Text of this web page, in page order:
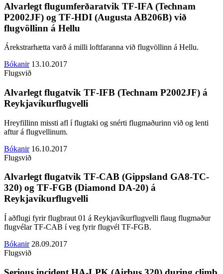
Alvarlegt flugumferðaratvik TF-IFA (Technam
P2002JF) og TF-HDI (Augusta AB206B) við
flugvöllinn á Hellu
Árekstrarhætta varð á milli loftfaranna við flugvöllinn á Hellu.
Bókanir 13.10.2017
Flugsvið
Alvarlegt flugatvik TF-IFB (Technam P2002JF) á
Reykjavíkurflugvelli
Hreyfillinn missti afl í flugtaki og snérti flugmaðurinn við og lenti
aftur á flugvellinum.
Bókanir 16.10.2017
Flugsvið
Alvarlegt flugatvik TF-CAB (Gippsland GA8-TC-
320) og TF-FGB (Diamond DA-20) á
Reykjavíkurflugvelli
Í aðflugi fyrir flugbraut 01 á Reykjavíkurflugvelli flaug flugmaður
flugvélar TF-CAB í veg fyrir flugvél TF-FGB.
Bókanir 28.09.2017
Flugsvið